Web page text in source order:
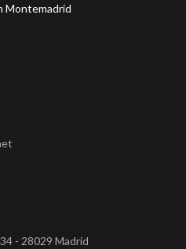
Montemadrid
- 28029 Madrid